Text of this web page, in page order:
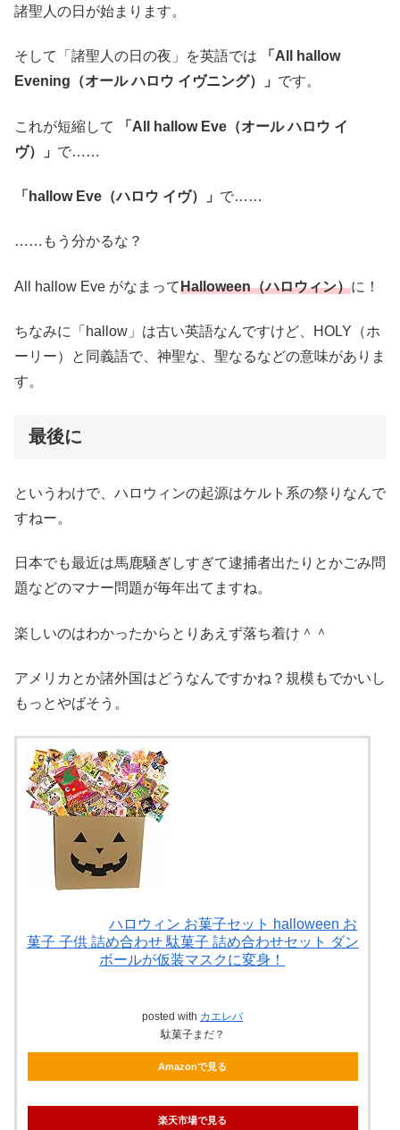
諸聖人の日が始まります。
そして「諸聖人の日の夜」を英語では 「All hallow
Evening（オール ハロウ イヴニング）」 です。
これが短縮して
「All hallow Eve（オール ハロウ イ
ヴ）」 で……
「hallow Eve（ハロウ イヴ）」 で……
……もう分かるな？
All hallow Eve がなまってHalloween（ハロウィン）に！
ちなみに「hallow」は古い英語なんですけど、HOLY（ホ
ーリー）と同義語で、神聖な、聖なるなどの意味がありま
す。
最後に
というわけで、ハロウィンの起源はケルト系の祭りなんで
すねー。
日本でも最近は馬鹿騒ぎしすぎて逮捕者出たりとかごみ問
題などのマナー問題が毎年出てますね。
楽しいのはわかったからとりあえず落ち着け＾＾
アメリカとか諸外国はどうなんですかね？規模もでかいし
もっとやばそう。
ハロウィン お菓子セット halloween お
菓子 子供 詰め合わせ 駄菓子 詰め合わせセット ダン
ボールが仮装マスクに変身！
posted with カエレバ
駄菓子まだ？
Amazonで見る
楽天市場で見る